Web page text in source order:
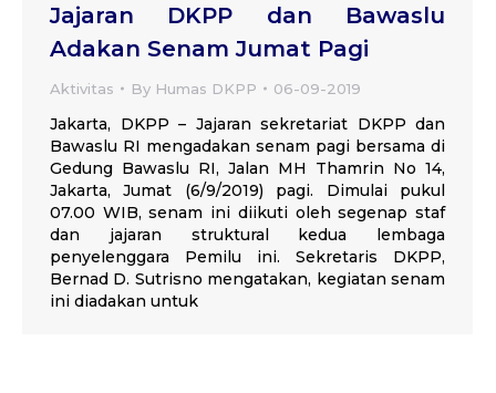
Jajaran DKPP dan Bawaslu
Adakan Senam Jumat Pagi
Aktivitas By Humas DKPP 06-09-2019
Jakarta, DKPP – Jajaran sekretariat DKPP dan
Bawaslu RI mengadakan senam pagi bersama di
Gedung Bawaslu RI, Jalan MH Thamrin No 14,
Jakarta, Jumat (6/9/2019) pagi. Dimulai pukul
07.00 WIB, senam ini diikuti oleh segenap staf
dan jajaran struktural kedua lembaga
penyelenggara Pemilu ini. Sekretaris DKPP,
Bernad D. Sutrisno mengatakan, kegiatan senam
ini diadakan untuk